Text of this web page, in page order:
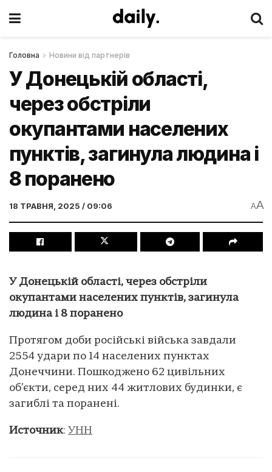
Головна Новини від партнерів
У Донецькій області,
через обстріли
окупантами населених
пунктів, загинула людина і
8 поранено
18 ТРАВНЯ, 2025 / 09:06 AA
У Донецькій області, через обстріли
окупантами населених пунктів, загинула
людина і 8 поранено
Протягом доби російські війська завдали
2554 удари по 14 населених пунктах
Донеччини. Пошкоджено 62 цивільних
об’єкти, серед них 44 житлових будинки, є
загиблі та поранені.
Источник: УНН